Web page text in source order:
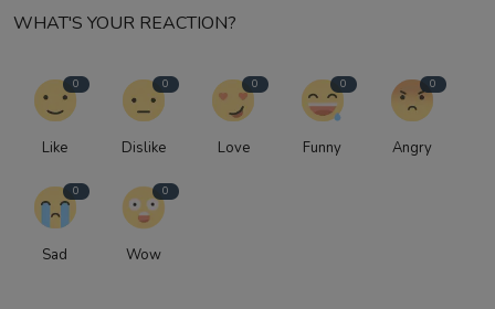
WHAT'S YOUR REACTION?
0
Like
0
Dislike
0
Love
0
Funny
0
Angry
0
Sad
0
Wow